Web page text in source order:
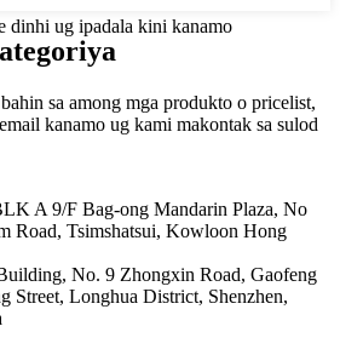
dinhi ug ipadala kini kanamo
sa among mga produkto o pricelist,
kanamo ug kami makontak sa sulod
A 9/F Bag-ong Mandarin Plaza, No
Road, Tsimshatsui, Kowloon Hong
No. 9 Zhongxin Road, Gaofeng
Street, Longhua District, Shenzhen,